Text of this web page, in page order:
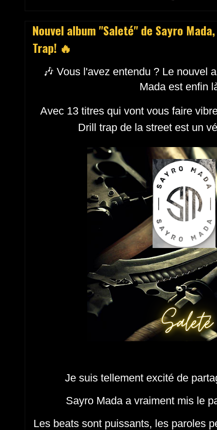
Nouvel album "Saleté" de Sayro
Trap! 🔥
🎶 Vous l'avez entendu ? Le nouvel
Mada est enfin
Avec 13 titres qui vont vous faire
Drill trap de la street est un
Je suis tellement excité de
Sayro Mada a vraiment mis le
Les beats sont puissants, les paroles